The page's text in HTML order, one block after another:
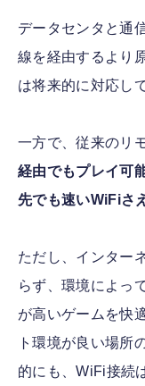
データセンタと通
線を経由するより
は将来的に対応し
一方で、従来のリ
経由でもプレイ可
先でも速いWiFiさ
ただし、インター
らず、環境によっ
が高いゲームを快
ト環境が良い場所
的にも、WiFi接続